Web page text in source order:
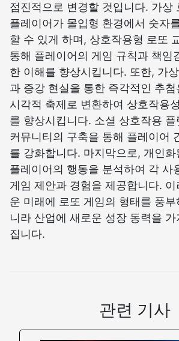
점진적으로 변경할 것입니다. 가상
플레이어가 몰입형 환경에서 숫자
할 수 있게 하며, 상호작용형 로또
통해 플레이어의 게임 규칙과 책임
한 이해를 향상시킵니다. 또한, 가
과 증강 현실을 통한 즉각적인 추
시각적 축제로 변환하여 상호작용
를 향상시킵니다. 소셜 상호작용 플
커뮤니티의 구축을 통해 플레이어
를 강화합니다. 마지막으로, 개인
플레이어의 행동을 분석하여 각 사
게임 제안과 경험을 제공합니다.
운 미래에 로또 게임의 형태를 풍
니라 산업에 새로운 성장 동력을
집니다.
관련 기사